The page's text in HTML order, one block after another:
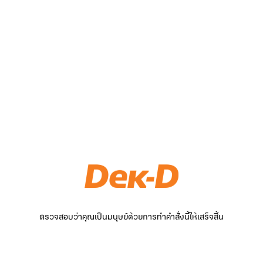
ตรวจสอบว่าคุณเป็นมนุษย์ด้วยการทำคำสั่งนี้ให้เสร็จสิ้น